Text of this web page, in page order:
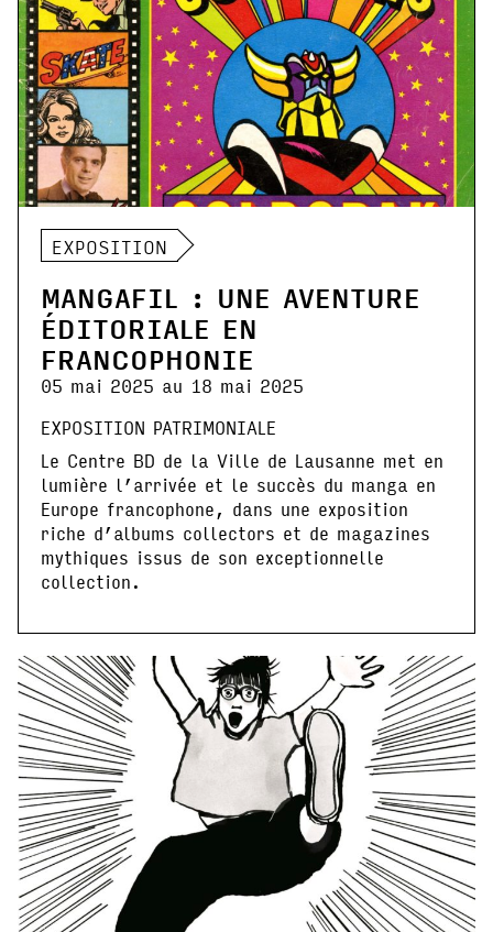
EXPOSITION
MANGAFIL : UNE AVENTURE
ÉDITORIALE EN
FRANCOPHONIE
05 mai 2025 au 18 mai 2025
EXPOSITION PATRIMONIALE
Le Centre BD de la Ville de Lausanne met en
lumière l’arrivée et le succès du manga en
Europe francophone, dans une exposition
riche d’albums collectors et de magazines
mythiques issus de son exceptionnelle
collection.